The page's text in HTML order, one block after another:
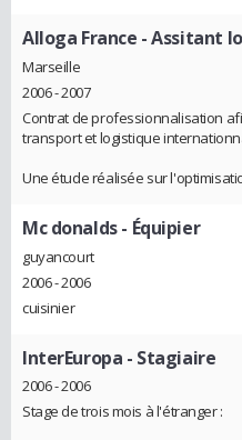
Alloga France - Assitant
Marseille
2006 - 2007
Contrat de professionnalisation
transport et logistique
Une étude réalisée sur
Mc donalds- Équipier
guyancourt
2006 - 2006
cuisinier
InterEuropa - Stagiaire
2006 - 2006
Stage de trois mois à l'étranger :